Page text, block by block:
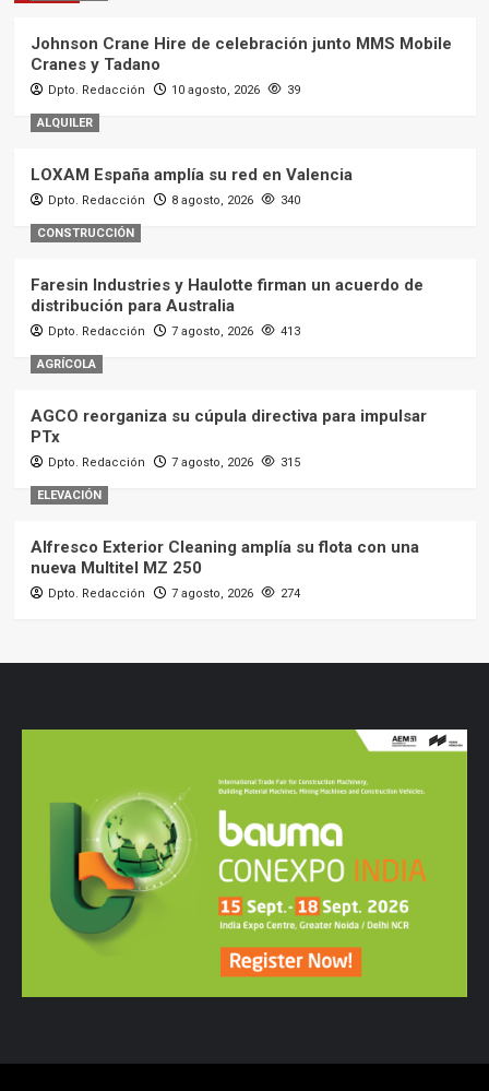
Johnson Crane Hire de celebración junto MMS Mobile
Cranes y Tadano
Dpto. Redacción 10 agosto, 2026 39
ALQUILER
LOXAM España amplía su red en Valencia
Dpto. Redacción 8 agosto, 2026 340
CONSTRUCCIÓN
Faresin Industries y Haulotte firman un acuerdo de
distribución para Australia
Dpto. Redacción 7 agosto, 2026 413
AGRÍCOLA
AGCO reorganiza su cúpula directiva para impulsar
PTx
Dpto. Redacción 7 agosto, 2026 315
ELEVACIÓN
Alfresco Exterior Cleaning amplía su flota con una
nueva Multitel MZ 250
Dpto. Redacción 7 agosto, 2026 274